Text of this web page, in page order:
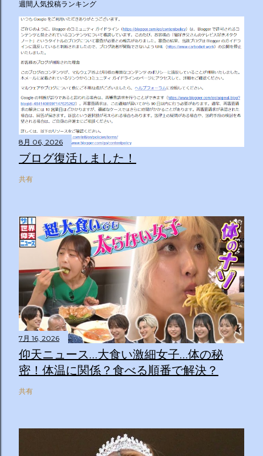
週間人気投稿ランキング
8月 06, 2026
ブログ復活しました！
共有
7月 16, 2026
仰天ニュース…大食い激細女子…体の秘
密！体温に関係？食べる順番で解決？
共有